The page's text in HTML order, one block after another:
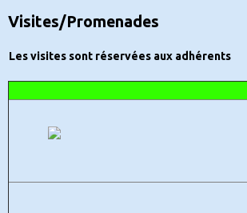
Visites/Promenades
Les visites sont réservées aux adhérents